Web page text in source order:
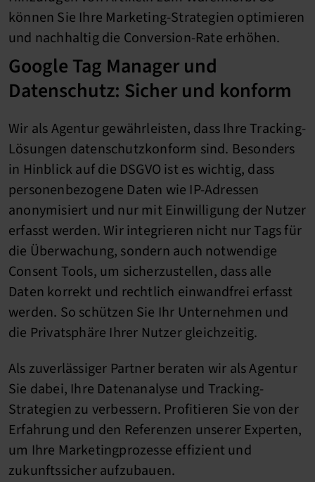
können Sie Ihre Marketing-Strategien optimieren
und nachhaltig die Conversion-Rate erhöhen.
Google Tag Manager und
Datenschutz: Sicher und konform
Wir als Agentur gewährleisten, dass Ihre Tracking-
Lösungen datenschutzkonform sind. Besonders
in Hinblick auf die DSGVO ist es wichtig, dass
personenbezogene Daten wie IP-Adressen
anonymisiert und nur mit Einwilligung der Nutzer
erfasst werden. Wir integrieren nicht nur Tags für
die Überwachung, sondern auch notwendige
Consent Tools, um sicherzustellen, dass alle
Daten korrekt und rechtlich einwandfrei erfasst
werden. So schützen Sie Ihr Unternehmen und
die Privatsphäre Ihrer Nutzer gleichzeitig.
Als zuverlässiger Partner beraten wir als Agentur
Sie dabei, Ihre Datenanalyse und Tracking-
Strategien zu verbessern. Profitieren Sie von der
Erfahrung und den Referenzen unserer Experten,
um Ihre Marketingprozesse effizient und
zukunftssicher aufzubauen.